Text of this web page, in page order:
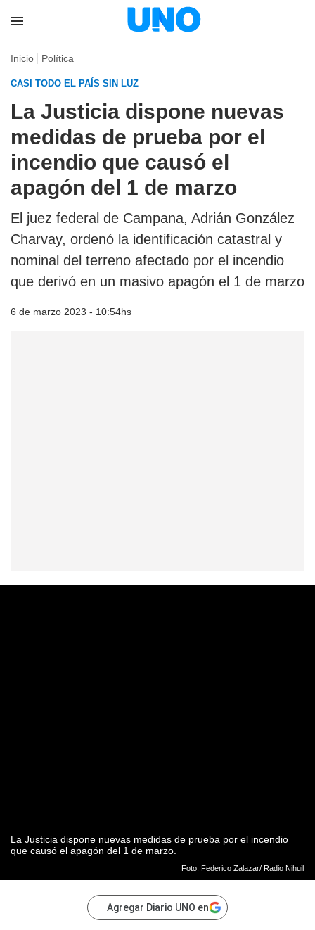
Inicio Política
CASI TODO EL PAÍS SIN LUZ
La Justicia dispone nuevas
medidas de prueba por el
incendio que causó el
apagón del 1 de marzo
El juez federal de Campana, Adrián González
Charvay, ordenó la identificación catastral y
nominal del terreno afectado por el incendio
que derivó en un masivo apagón el 1 de marzo
6 de marzo 2023 - 10:54hs
La Justicia dispone nuevas medidas de prueba por el incendio
que causó el apagón del 1 de marzo.
Foto: Federico Zalazar/ Radio Nihuil
Agregar Diario UNO en